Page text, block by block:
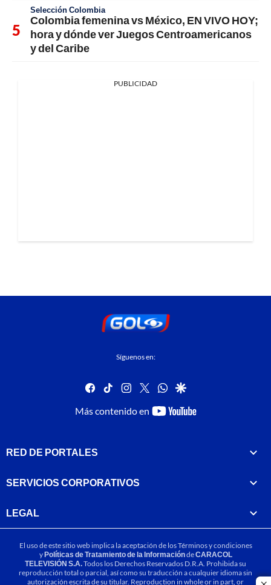
Selección Colombia
Colombia femenina vs México, EN VIVO HOY;
hora y dónde ver Juegos Centroamericanos
y del Caribe
PUBLICIDAD
Síguenos en:
facebook
tiktok instagram
twitterwhatsapp
google
Más contenido en
youtube-
RED DE PORTALES
SERVICIOS CORPORATIVOS
LEGAL
El uso de este sitio web implica la aceptación de losTérminos y condiciones
yPolíticas de Tratamiento de la InformacióndeCARACOL
TELEVISIÓN S.A.Todos los Derechos Reservados D.R.A. Prohibida su
reproducción total o parcial, así como su traducción a cualquier idioma sin
autorización escrita de su titular. Reproduction in whole or in part, or